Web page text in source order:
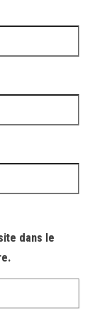
dans le